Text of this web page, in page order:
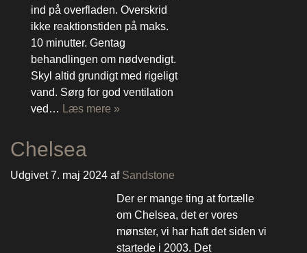
ind på overfladen. Overskrid
ikke reaktionstiden på maks.
10 minutter. Gentag
behandlingen om nødvendigt.
Skyl altid grundigt med rigeligt
vand. Sørg for god ventilation
ved… Læs mere »
Chelsea
Udgivet7. maj 2024 af Sandstone
Der er mange ting at fortælle
om Chelsea, det er vores
mønster, vi har haft det siden vi
startede i 2003. Det